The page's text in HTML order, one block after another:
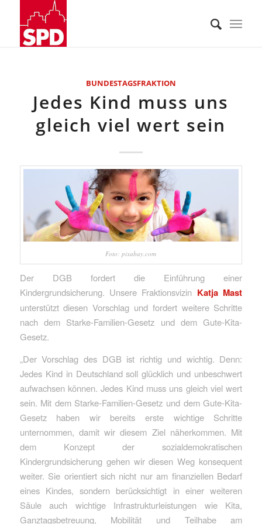
BUNDESTAGSFRAKTION
Jedes Kind muss uns
gleich viel wert sein
Foto: pixabay.com
Der DGB fordert die Einführung einer
Kindergrundsicherung. Unsere Fraktionsvizin Katja Mast
unterstützt diesen Vorschlag und fordert weitere Schritte
nach dem Starke-Familien-Gesetz und dem Gute-Kita-
Gesetz.
„Der Vorschlag des DGB ist richtig und wichtig. Denn:
Jedes Kind in Deutschland soll glücklich und unbeschwert
aufwachsen können. Jedes Kind muss uns gleich viel wert
sein. Mit dem Starke-Familien-Gesetz und dem Gute-Kita-
Gesetz haben wir bereits erste wichtige Schritte
unternommen, damit wir diesem Ziel näherkommen. Mit
dem Konzept der sozialdemokratischen
Kindergrundsicherung gehen wir diesen Weg konsequent
weiter. Sie orientiert sich nicht nur am finanziellen Bedarf
eines Kindes, sondern berücksichtigt in einer weiteren
Säule auch wichtige Infrastrukturleistungen wie Kita,
Ganztagsbetreuung, Mobilität und Teilhabe am